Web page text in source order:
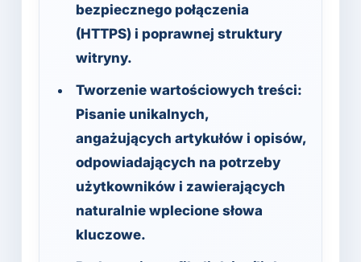
bezpiecznego połączenia
(HTTPS) i poprawnej struktury
witryny.
Tworzenie wartościowych treści:
Pisanie unikalnych,
angażujących artykułów i opisów,
odpowiadających na potrzeby
użytkowników i zawierających
naturalnie wplecione słowa
kluczowe.